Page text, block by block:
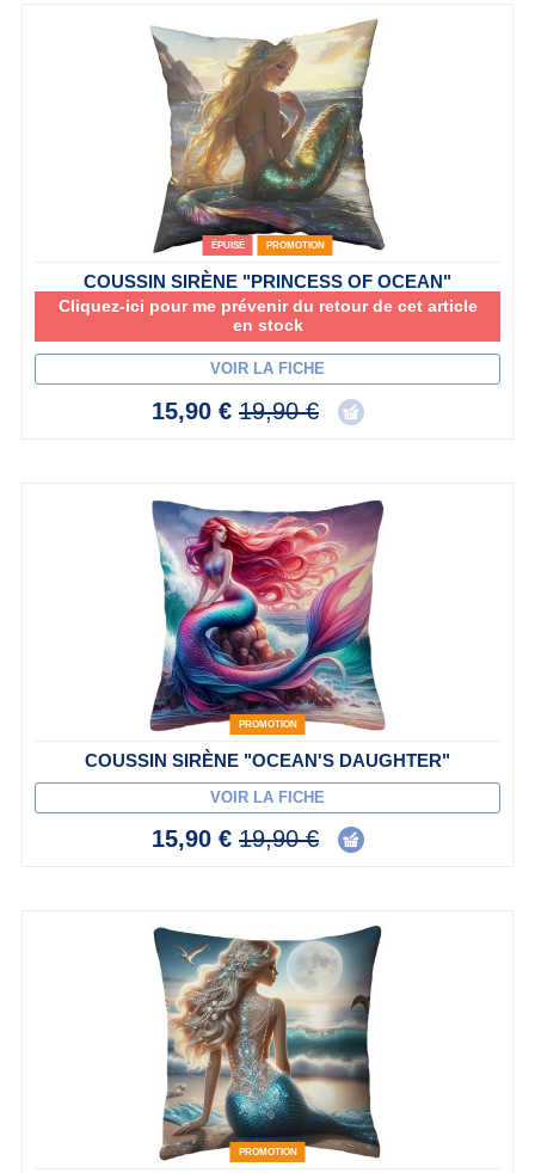
ÉPUISÉ PROMOTION
COUSSIN SIRÈNE "PRINCESS OF OCEAN"
Cliquez-ici pour me prévenir du retour de cet article
en stock
VOIR LA FICHE
15,90 € 19,90 €
PROMOTION
COUSSIN SIRÈNE "OCEAN'S DAUGHTER"
VOIR LA FICHE
15,90 € 19,90 €
PROMOTION